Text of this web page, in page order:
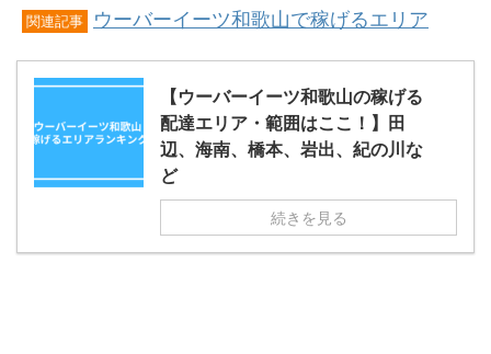
関連記事 ウーバーイーツ和歌山で稼げるエリア
【ウーバーイーツ和歌山の稼げる
配達エリア・範囲はここ！】田
辺、海南、橋本、岩出、紀の川な
ど
続きを見る